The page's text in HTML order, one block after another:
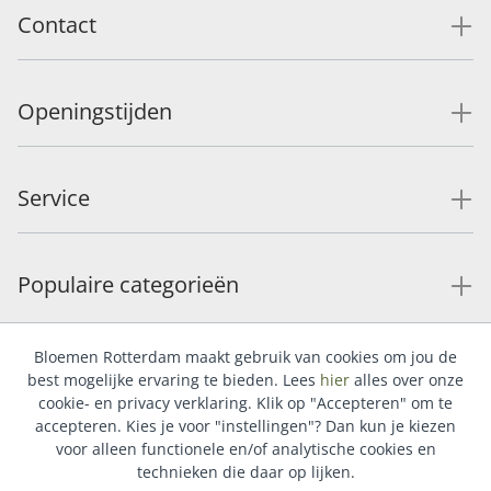
Contact
Openingstijden
Service
Populaire categorieën
Bloemen Rotterdam maakt gebruik van cookies om jou de
best mogelijke ervaring te bieden. Lees hier alles over onze
cookie- en privacy verklaring. Klik op "Accepteren" om te
accepteren. Kies je voor "instellingen"? Dan kun je kiezen
voor alleen functionele en/of analytische cookies en
technieken die daar op lijken.